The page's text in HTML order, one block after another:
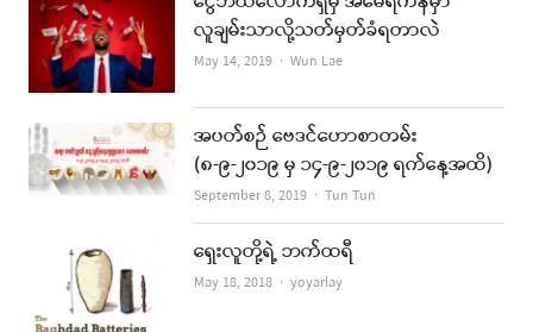
လူချမ်းသာလို့သတ်မှတ်ခံရတာလဲ
May 14, 2019 Author
Wun Lae
အပတ်စဉ် ဗေဒင်ဟောစာတမ်း
(၈-၉-၂၀၁၉ မှ ၁၄-၉-၂၀၁၉ ရက်နေ့အထိ)
September 8, 2019 Author
Tun Tun
ရှေးလူတို့ရဲ့ ဘက်ထရီ
May 18, 2018 Author
yoyarlay